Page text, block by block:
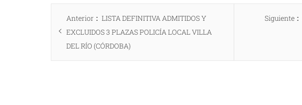
Navegación
de
entradas
Anterior
Entrada
anterior:
LISTA DEFINITIVA ADMITIDOS Y
EXCLUIDOS 3 PLAZAS POLICÍA LOCAL VILLA
DEL RÍO (CÓRDOBA)
Siguiente